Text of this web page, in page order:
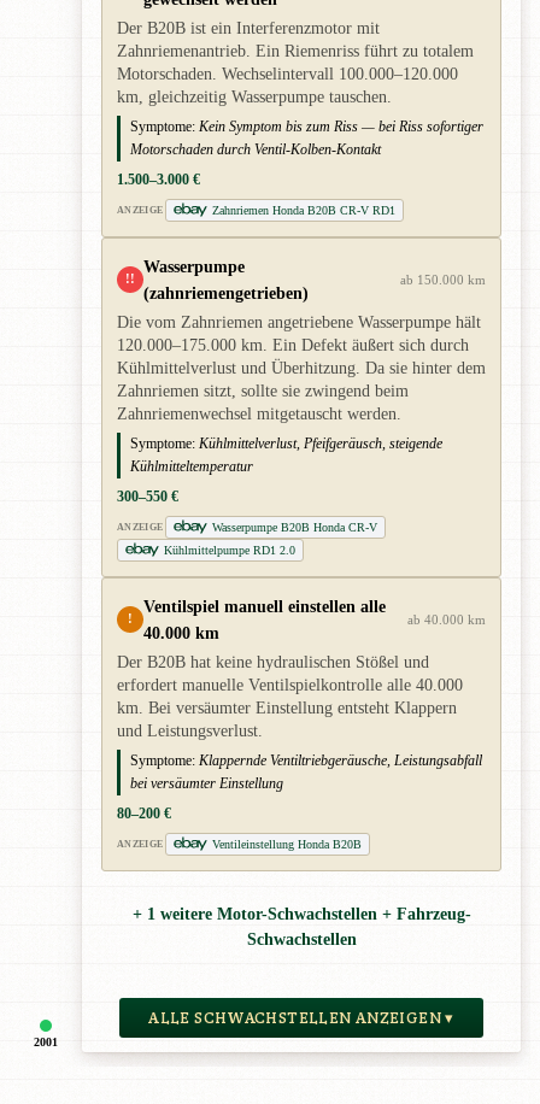
2001
Der B20B ist ein Interferenzmotor mit
Zahnriemenantrieb. Ein Riemenriss führt zu totalem
Motorschaden. Wechselintervall 100.000–120.000
km, gleichzeitig Wasserpumpe tauschen.
Symptome: Kein Symptom bis zum Riss — bei Riss sofortiger
Motorschaden durch Ventil-Kolben-Kontakt
1.500–3.000 €
ANZEIGE Zahnriemen Honda B20B CR-V RD1
!!
Wasserpumpe
(zahnriemengetrieben)
ab 150.000 km
Die vom Zahnriemen angetriebene Wasserpumpe hält
120.000–175.000 km. Ein Defekt äußert sich durch
Kühlmittelverlust und Überhitzung. Da sie hinter dem
Zahnriemen sitzt, sollte sie zwingend beim
Zahnriemenwechsel mitgetauscht werden.
Symptome: Kühlmittelverlust, Pfeifgeräusch, steigende
Kühlmitteltemperatur
300–550 €
ANZEIGE
Wasserpumpe B20B Honda CR-V
Kühlmittelpumpe RD1 2.0
!
Ventilspiel manuell einstellen alle
40.000 km
ab 40.000 km
Der B20B hat keine hydraulischen Stößel und
erfordert manuelle Ventilspielkontrolle alle 40.000
km. Bei versäumter Einstellung entsteht Klappern
und Leistungsverlust.
Symptome: Klappernde Ventiltriebgeräusche, Leistungsabfall
bei versäumter Einstellung
80–200 €
ANZEIGE Ventileinstellung Honda B20B
+ 1 weitere Motor-Schwachstellen + Fahrzeug-
Schwachstellen
ALLE SCHWACHSTELLEN ANZEIGEN ▾